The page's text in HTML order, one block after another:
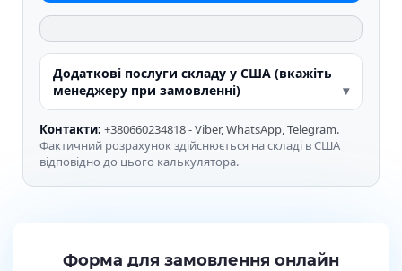
Додаткові послуги складу у США (вкажіть
менеджеру при замовленні)
Контакти: +380660234818 - Viber, WhatsApp, Telegram.
Фактичний розрахунок здійснюється на складі в США
відповідно до цього калькулятора.
Форма для замовлення онлайн